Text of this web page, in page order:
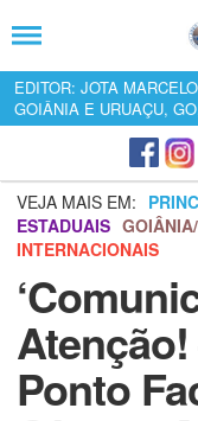
EDITOR: JOTA MARCELO
GOIÂNIA E URUAÇU,
VEJA MAIS EM:
ESTADUAIS
INTERNACIONAIS
Ponto